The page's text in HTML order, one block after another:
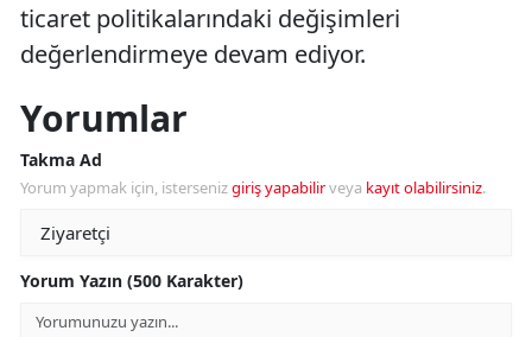
ticaret politikalarındaki değişimleri
değerlendirmeye devam ediyor.
Yorumlar
Takma Ad
Yorum yapmak için, istersenizgiriş yapabilirveya kayıt olabilirsiniz.
Yorum Yazın (500 Karakter)